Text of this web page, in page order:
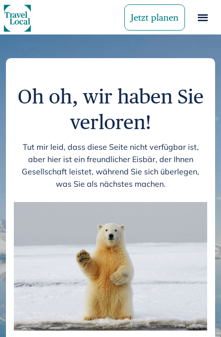
Jetzt planen
Oh oh, wir haben Sie
verloren!
Tut mir leid, dass diese Seite nicht verfügbar ist,
aber hier ist ein freundlicher Eisbär, der Ihnen
Gesellschaft leistet, während Sie sich überlegen,
was Sie als nächstes machen.